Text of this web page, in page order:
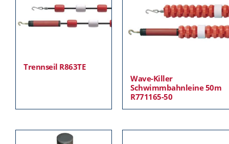
Trennseil R863TE
Wave-Killer
Schwimmbahnleine 50m
R771165-50